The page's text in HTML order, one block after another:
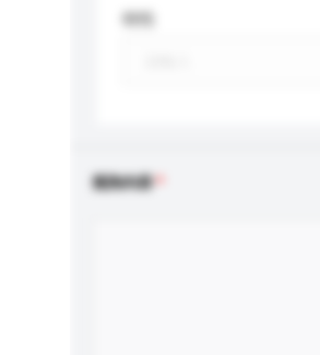
查詢內容